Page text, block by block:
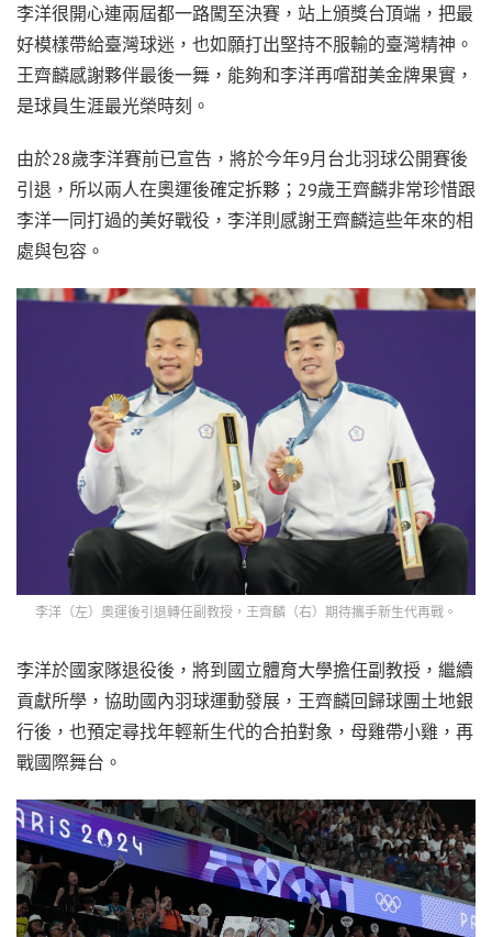
李洋很開心連兩屆都一路闖至決賽，站上頒獎台頂端，把最
好模樣帶給臺灣球迷，也如願打出堅持不服輸的臺灣精神。
王齊麟感謝夥伴最後一舞，能夠和李洋再嚐甜美金牌果實，
是球員生涯最光榮時刻。
由於28歲李洋賽前已宣告，將於今年9月台北羽球公開賽後
引退，所以兩人在奧運後確定拆夥；29歲王齊麟非常珍惜跟
李洋一同打過的美好戰役，李洋則感謝王齊麟這些年來的相
處與包容。
李洋（左）奧運後引退轉任副教授，王齊麟（右）期待攜手新生代再戰。
李洋於國家隊退役後，將到國立體育大學擔任副教授，繼續
貢獻所學，協助國內羽球運動發展，王齊麟回歸球團土地銀
行後，也預定尋找年輕新生代的合拍對象，母雞帶小雞，再
戰國際舞台。